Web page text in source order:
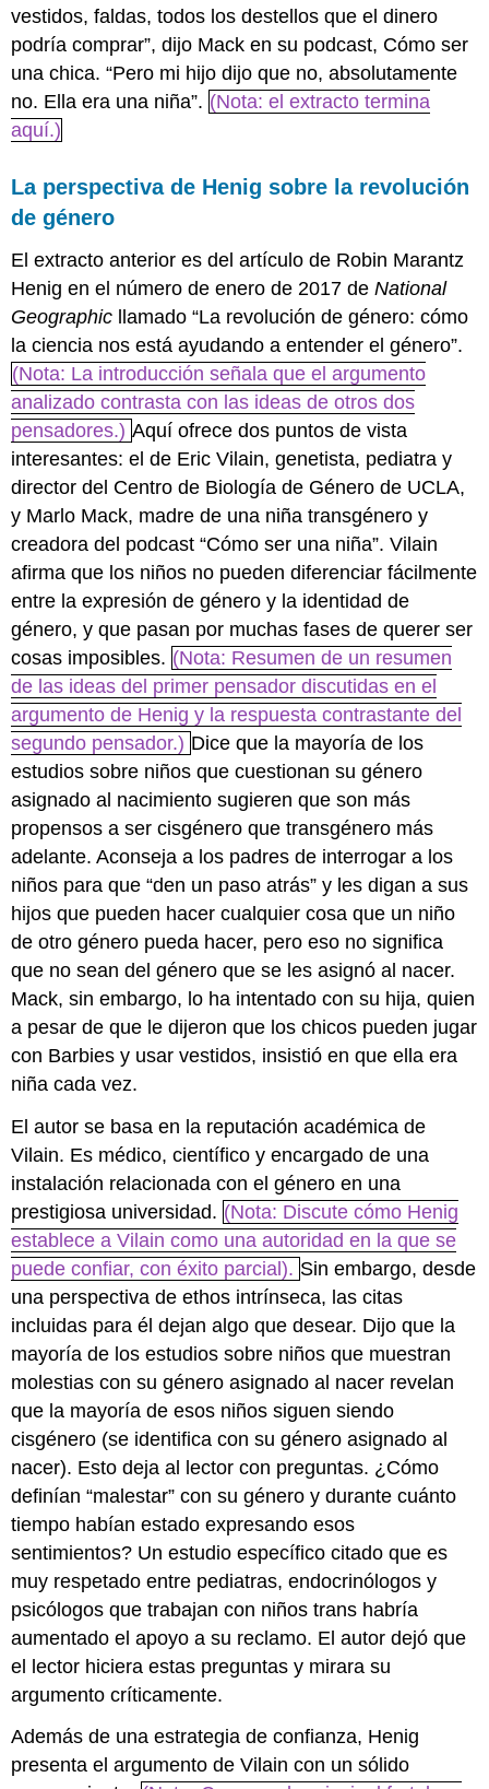
vestidos, faldas, todos los destellos que el dinero
podría comprar”, dijo Mack en su podcast, Cómo ser
una chica. “Pero mi hijo dijo que no, absolutamente
no. Ella era una niña”. (Nota: el extracto termina
aquí.)
La perspectiva de Henig sobre la revolución
de género
El extracto anterior es del artículo de Robin Marantz
Henig en el número de enero de 2017 deNational
Geographic llamado “La revolución de género: cómo
la ciencia nos está ayudando a entender el género”.
(Nota: La introducción señala que el argumento
analizado contrasta con las ideas de otros dos
pensadores.) Aquí ofrece dos puntos de vista
interesantes: el de Eric Vilain, genetista, pediatra y
director del Centro de Biología de Género de UCLA,
y Marlo Mack, madre de una niña transgénero y
creadora del podcast “Cómo ser una niña”. Vilain
afirma que los niños no pueden diferenciar fácilmente
entre la expresión de género y la identidad de
género, y que pasan por muchas fases de querer ser
cosas imposibles. (Nota: Resumen de un resumen
de las ideas del primer pensador discutidas en el
argumento de Henig y la respuesta contrastante del
segundo pensador.) Dice que la mayoría de los
estudios sobre niños que cuestionan su género
asignado al nacimiento sugieren que son más
propensos a ser cisgénero que transgénero más
adelante. Aconseja a los padres de interrogar a los
niños para que “den un paso atrás” y les digan a sus
hijos que pueden hacer cualquier cosa que un niño
de otro género pueda hacer, pero eso no significa
que no sean del género que se les asignó al nacer.
Mack, sin embargo, lo ha intentado con su hija, quien
a pesar de que le dijeron que los chicos pueden jugar
con Barbies y usar vestidos, insistió en que ella era
niña cada vez.
El autor se basa en la reputación académica de
Vilain. Es médico, científico y encargado de una
instalación relacionada con el género en una
prestigiosa universidad. (Nota: Discute cómo Henig
establece a Vilain como una autoridad en la que se
puede confiar, con éxito parcial). Sin embargo, desde
una perspectiva de ethos intrínseca, las citas
incluidas para él dejan algo que desear. Dijo que la
mayoría de los estudios sobre niños que muestran
molestias con su género asignado al nacer revelan
que la mayoría de esos niños siguen siendo
cisgénero (se identifica con su género asignado al
nacer). Esto deja al lector con preguntas. ¿Cómo
definían “malestar” con su género y durante cuánto
tiempo habían estado expresando esos
sentimientos? Un estudio específico citado que es
muy respetado entre pediatras, endocrinólogos y
psicólogos que trabajan con niños trans habría
aumentado el apoyo a su reclamo. El autor dejó que
el lector hiciera estas preguntas y mirara su
argumento críticamente.
Además de una estrategia de confianza, Henig
presenta el argumento de Vilain con un sólido